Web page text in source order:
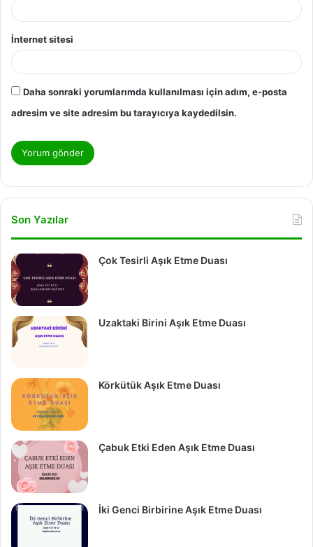
İnternet sitesi
Daha sonraki yorumlarımda kullanılması için adım, e-posta
adresim ve site adresim bu tarayıcıya kaydedilsin.
Son Yazılar
Çok Tesirli Aşık Etme Duası
Uzaktaki Birini Aşık Etme Duası
Körkütük Aşık Etme Duası
Çabuk Etki Eden Aşık Etme Duası
İki Genci Birbirine Aşık Etme Duası